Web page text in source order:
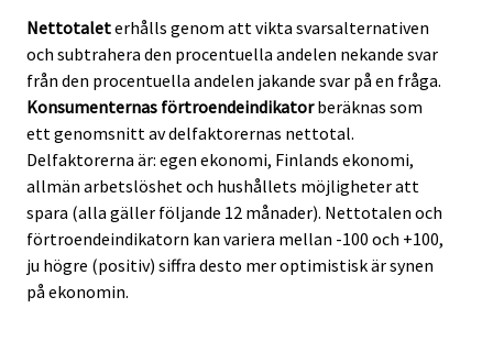
Nettotaleterhålls genom att vikta svarsalternativen
och subtrahera den procentuella andelen nekande svar
från den procentuella andelen jakande svar på en fråga.
Konsumenternas förtroendeindikatorberäknas som
ett genomsnitt av delfaktorernas nettotal.
Delfaktorerna är: egen ekonomi, Finlands ekonomi,
allmän arbetslöshet och hushållets möjligheter att
spara (alla gäller följande 12 månader). Nettotalen och
förtroendeindikatorn kan variera mellan -100 och +100,
ju högre (positiv) siffra desto mer optimistisk är synen
på ekonomin.